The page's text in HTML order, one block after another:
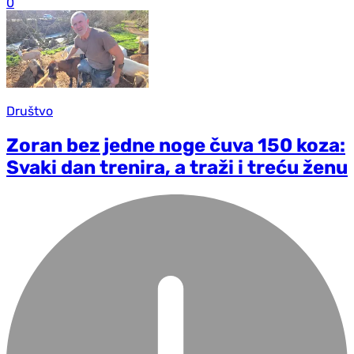
Društvo
Zoran bez jedne noge čuva 150 koza:
Svaki dan trenira, a traži i treću ženu